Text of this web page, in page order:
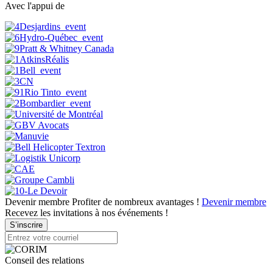
Avec l'appui de
Devenir membre Profiter de nombreux avantages ! Devenir membre
Recevez les invitations à nos événements !
S’inscrire
Conseil des relations